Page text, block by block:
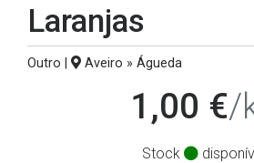
Laranjas
Outro | Aveiro » Águeda
1,00 €/
Stock